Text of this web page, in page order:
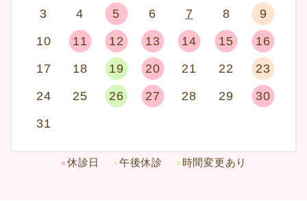
3
4 5 6 7 8
9
10
11 12 13 14 15
16
17
18 19 20 21 22
23
24
25 26 27 28 29
30
31
●休診日 ●午後休診 ●時間変更あり